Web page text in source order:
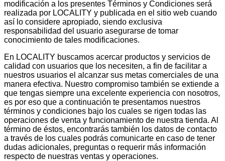
modificación a los presentes Términos y Condiciones será
realizada por LOCALITY y publicada en el sitio web cuando
así lo considere apropiado, siendo exclusiva
responsabilidad del usuario asegurarse de tomar
conocimiento de tales modificaciones.
En LOCALITY buscamos acercar productos y servicios de
calidad con usuarios que los necesiten, a fin de facilitar a
nuestros usuarios el alcanzar sus metas comerciales de una
manera efectiva. Nuestro compromiso también se extiende a
que tengas siempre una excelente experiencia con nosotros,
es por eso que a continuación te presentamos nuestros
términos y condiciones bajo los cuales se rigen todas las
operaciones de venta y funcionamiento de nuestra tienda. Al
término de éstos, encontrarás también los datos de contacto
a través de los cuales podrás comunicarte en caso de tener
dudas adicionales, preguntas o requerir más información
respecto de nuestras ventas y operaciones.